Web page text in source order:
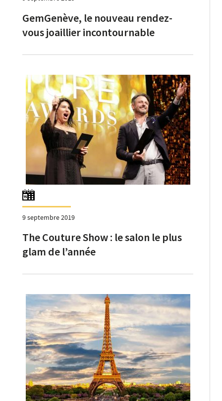
GemGenève, le nouveau rendez-
vous joaillier incontournable
9 septembre 2019
The Couture Show : le salon le plus
glam de l’année